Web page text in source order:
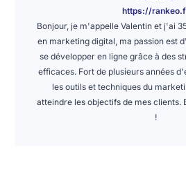
https://
Bonjour, je m'appelle Valentin et j'ai
en marketing digital, ma passion est
se développer en ligne grâce à des
efficaces. Fort de plusieurs années
les outils et techniques du
atteindre les objectifs de mes clients.
!